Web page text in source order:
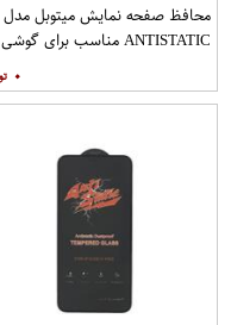
محافظ صفحه نمایش میتوبل مدل
ANTISTATIC مناسب برای گوشی
۰